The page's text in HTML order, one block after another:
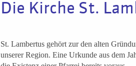
Die Kirche St.
St. Lambertus gehört zur den alten
unserer Region. Eine Urkunde aus dem